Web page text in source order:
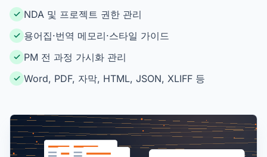
NDA 및 프로젝트 권한 관리
용어집·번역 메모리·스타일 가이드
PM 전 과정 가시화 관리
Word, PDF, 자막, HTML, JSON, XLIFF 등